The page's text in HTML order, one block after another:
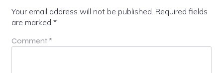
Your email address will not be published. Required fields
are marked *
Comment *